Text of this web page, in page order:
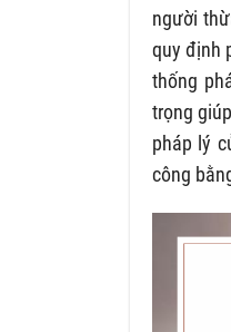
người
quy định
thống
trọng
pháp lý
công